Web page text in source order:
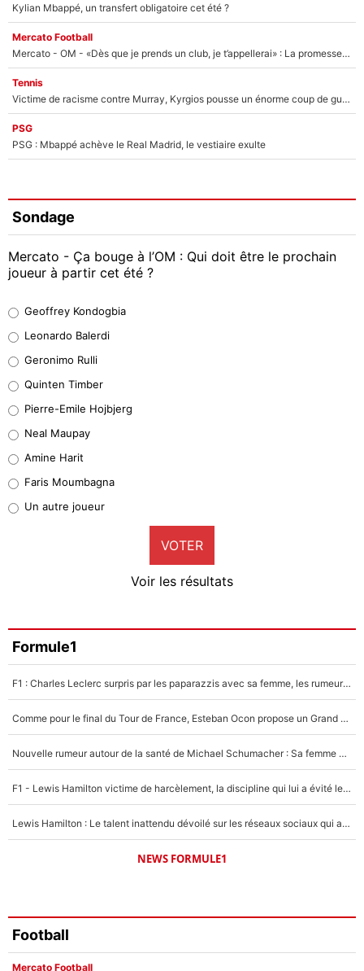
Kylian Mbappé, un transfert obligatoire cet été ?
Mercato Football
Mercato - OM - «Dès que je prends un club, je t’appellerai» : La promesse de Marcelino au moment de claquer la porte
Tennis
Victime de racisme contre Murray, Kyrgios pousse un énorme coup de gueule !
PSG
PSG : Mbappé achève le Real Madrid, le vestiaire exulte
Sondage
Mercato - Ça bouge à l’OM : Qui doit être le prochain
joueur à partir cet été ?
38%
32%
4%
1%
9%
Faris Moumbagna
4%
Un autre joueur
5%
Geoffrey Kondogbia
Leonardo Balerdi
Geronimo Rulli
Quinten Timber
Pierre-Emile Hojbjerg
Neal Maupay
Amine Harit
Faris Moumbagna
Un autre joueur
VOTER
Voir les résultats
Formule1
F1 : Charles Leclerc surpris par les paparazzis avec sa femme, les rumeurs étaient vraies !
Comme pour le final du Tour de France, Esteban Ocon propose un Grand Prix de Formule 1 à Paris : «Autour de l’Arc de Triomphe, ce serait génial» !
Nouvelle rumeur autour de la santé de Michael Schumacher : Sa femme Corinna sort du silence
F1 - Lewis Hamilton victime de harcèlement, la discipline qui lui a évité le pire : «J'aurais probablement mal tourné»
Lewis Hamilton : Le talent inattendu dévoilé sur les réseaux sociaux qui a impressionné Kim Kardashian pendant leurs vacances en amoureux !
NEWS FORMULE1
Football
Mercato Football